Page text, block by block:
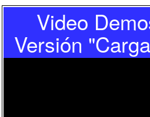
Video
Versión